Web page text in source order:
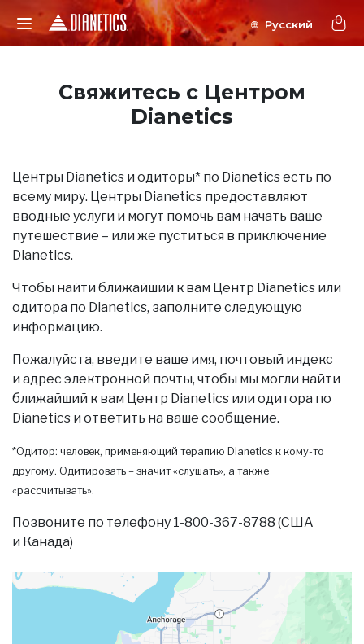
Свяжитесь с Центром
Dianetics
Центры Dianetics и одиторы* по Dianetics есть по
всему миру. Центры Dianetics предоставляют
вводные услуги и могут помочь вам начать ваше
путешествие – или же пуститься в приключение
Dianetics.
Чтобы найти ближайший к вам Центр Dianetics или
одитора по Dianetics, заполните следующую
информацию.
Пожалуйста, введите ваше имя, почтовый индекс
и адрес электронной почты, чтобы мы могли найти
ближайший к вам Центр Dianetics или одитора по
Dianetics и ответить на ваше сообщение.
*Одитор: человек, применяющий терапию Dianetics к кому-то
другому. Одитировать – значит «слушать», а также
«рассчитывать».
Позвоните по телефону 1-800-367-8788 (США
и Канада)